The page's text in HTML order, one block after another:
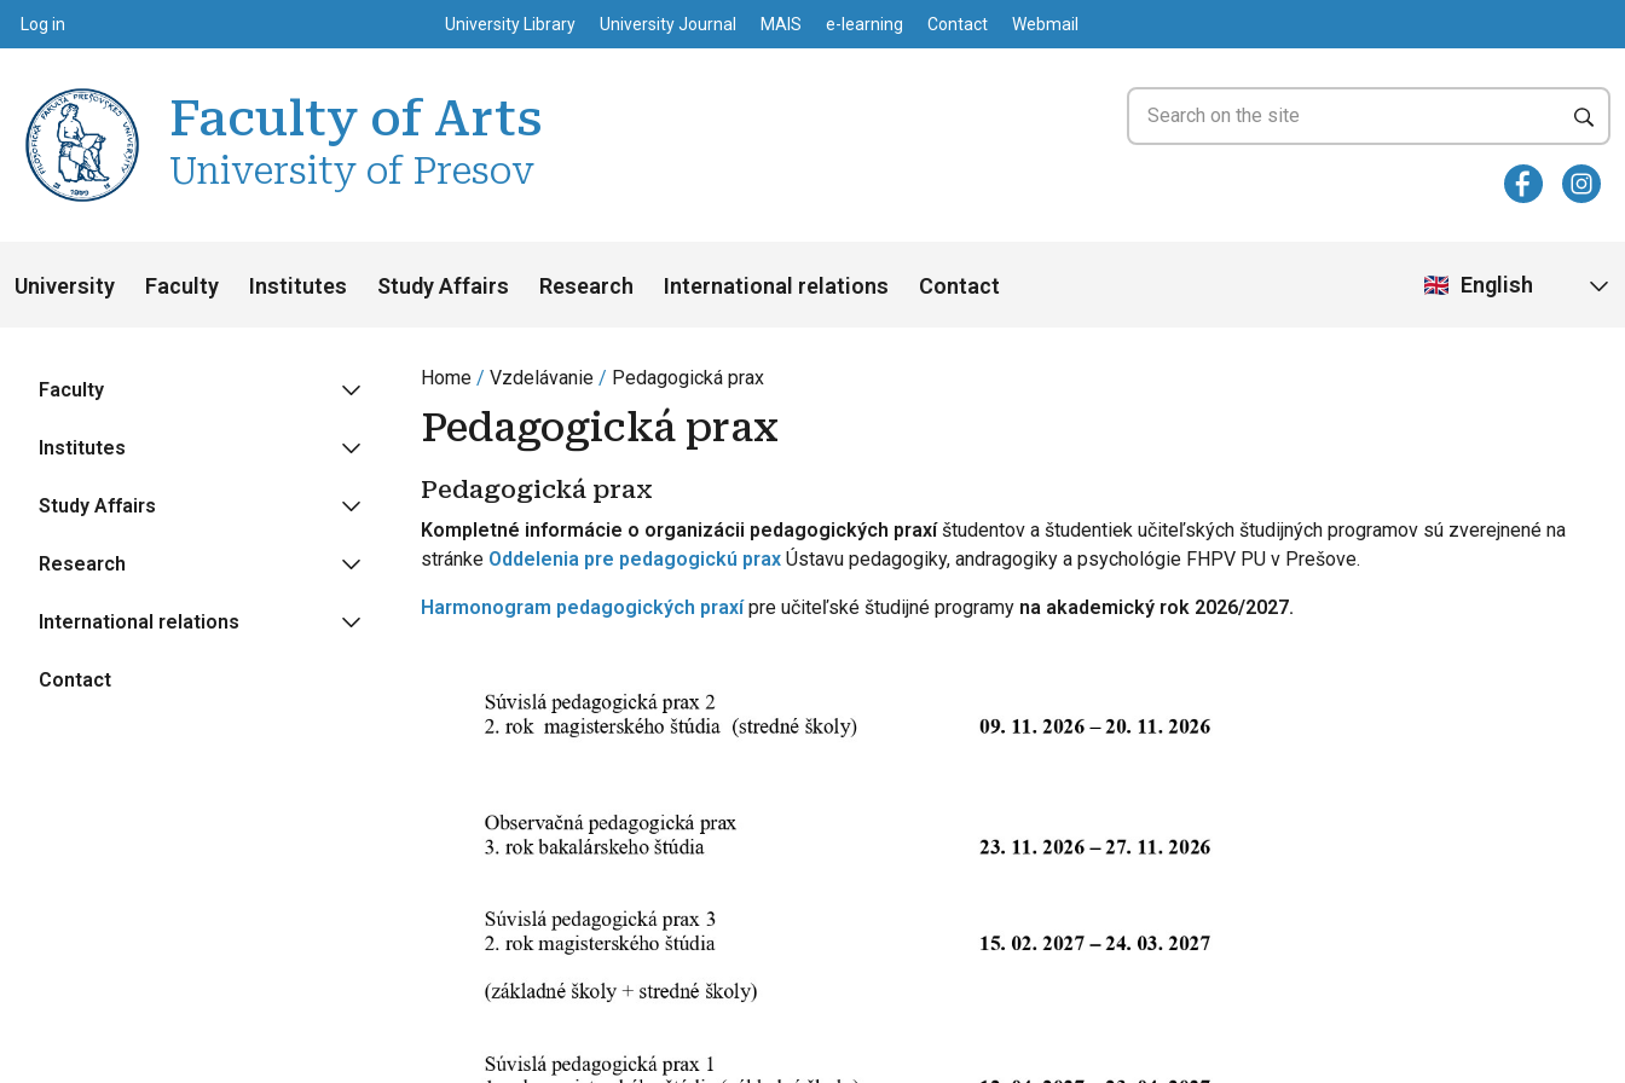
Skip to main content
Používateľské menu
Log in Top menu
University Library University Journal MAIS e-learning Contact Webmail
Faculty of Arts
University of Presov
University Faculty Institutes Study Affairs Research International relations Contact English
Home Vzdelávanie Pedagogická prax
Pedagogická prax
Pedagogická prax
Kompletné informácie o organizácii pedagogických praxíštudentov a študentiek učiteľských študijných programov sú zverejnené na
stránke Oddelenia pre pedagogickú prax Ústavu pedagogiky, andragogiky a psychológie FHPV PU v Prešove.
Harmonogram pedagogických praxí pre učiteľské študijné programy na akademický rok 2026/2027.
Faculty
Institutes
Study Affairs
Research
International relations
Contact